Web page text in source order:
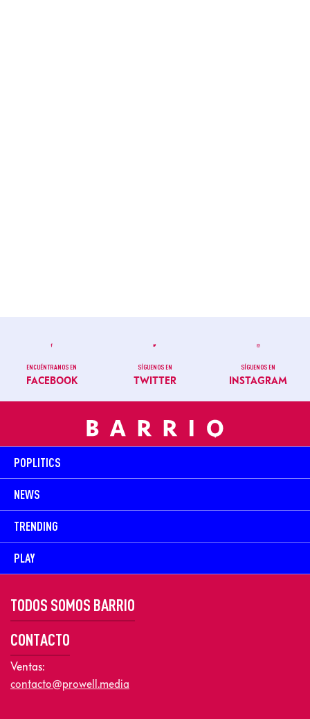
ENCUÉNTRANOS EN
FACEBOOK
SÍGUENOS EN
TWITTER
SÍGUENOS EN
INSTAGRAM
POPLITICS
NEWS
TRENDING
PLAY
TODOS SOMOS BARRIO
CONTACTO
Ventas:
contacto@prowell.media